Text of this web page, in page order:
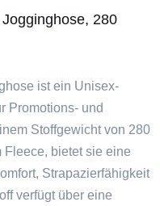
280
ist ein Unisex-
Promotions- und
Stoffgewicht von 280
Fleece, bietet sie eine
Strapazierfähigkeit
verfügt über eine